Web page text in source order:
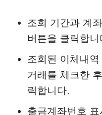
조회 기간과 계
버튼을 클릭합니
조회된 이체내
거래를 체크한
릭합니다.
출금계좌번호